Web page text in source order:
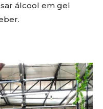
álcool em gel